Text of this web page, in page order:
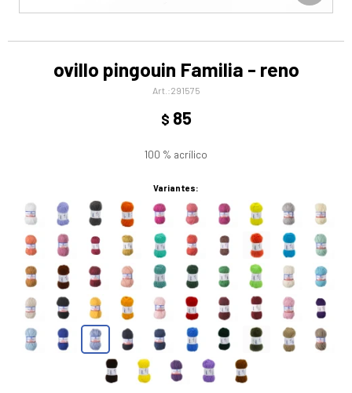
ovillo pingouin Familia - reno
291575
$ 85
100 % acrílico
Variantes: